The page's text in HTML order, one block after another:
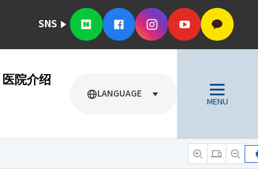
SNS
医院介绍
LANGUAGE
MENU